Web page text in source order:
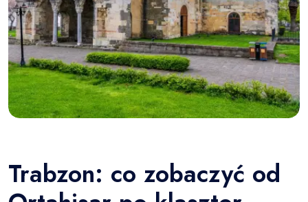
Trabzon: co zobaczyć od